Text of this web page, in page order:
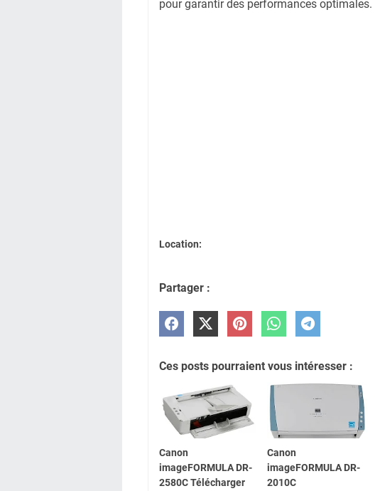
pour garantir des performances optimales.
Location:
Partager :
Ces posts pourraient vous intéresser :
Canon
imageFORMULA DR-
2580C Télécharger
Canon
imageFORMULA DR-
2010C